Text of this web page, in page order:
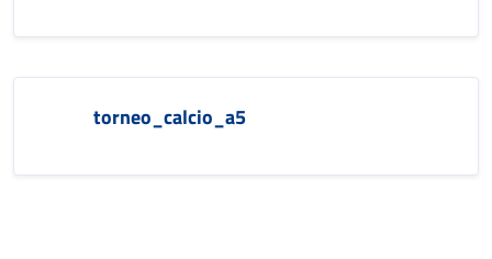
torneo_calcio_a5